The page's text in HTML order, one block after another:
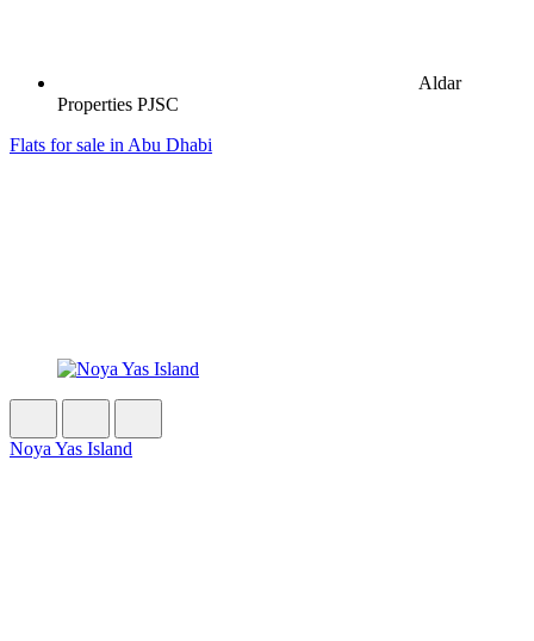
Aldar
Properties PJSC
Flats for sale in Abu Dhabi
Noya Yas Island